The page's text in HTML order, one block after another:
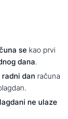
se kao prvi
dana.
dan računa
ne ulaze